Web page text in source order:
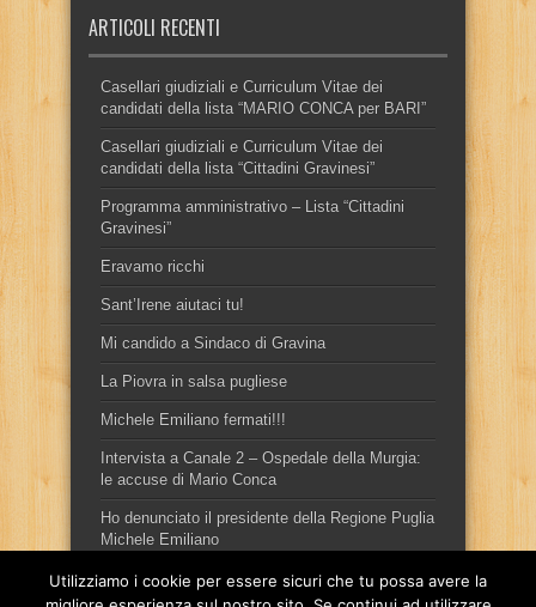
ARTICOLI RECENTI
Casellari giudiziali e Curriculum Vitae dei
candidati della lista “MARIO CONCA per BARI”
Casellari giudiziali e Curriculum Vitae dei
candidati della lista “Cittadini Gravinesi”
Programma amministrativo – Lista “Cittadini
Gravinesi”
Eravamo ricchi
Sant’Irene aiutaci tu!
Mi candido a Sindaco di Gravina
La Piovra in salsa pugliese
Michele Emiliano fermati!!!
Intervista a Canale 2 – Ospedale della Murgia:
le accuse di Mario Conca
Ho denunciato il presidente della Regione Puglia
Michele Emiliano
Utilizziamo i cookie per essere sicuri che tu possa avere la